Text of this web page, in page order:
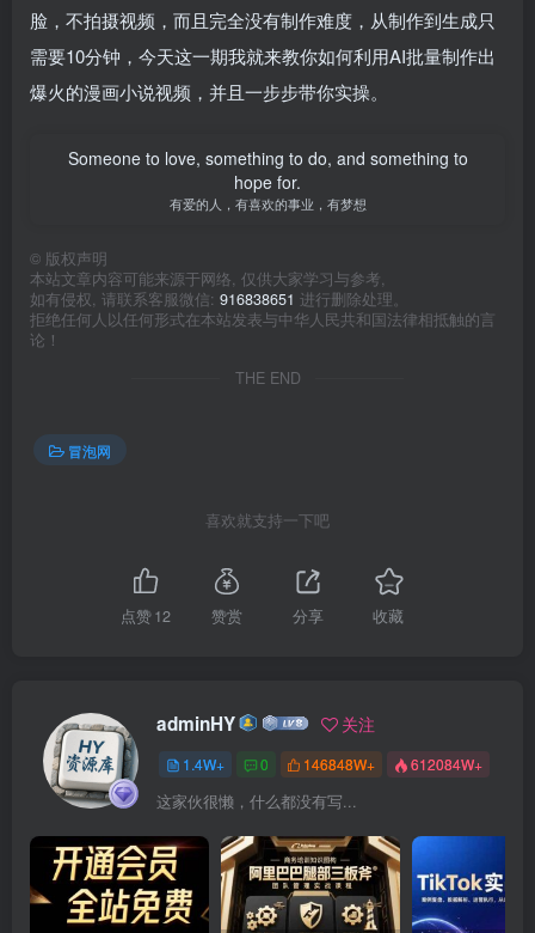
脸，不拍摄视频，而且完全没有制作难度，从制作到生成只
需要10分钟，今天这一期我就来教你如何利用AI批量制作出
爆火的漫画小说视频，并且一步步带你实操。
Someone to love, something to do, and something to
hope for.
有爱的人，有喜欢的事业，有梦想
© 版权声明
本站文章内容可能来源于网络, 仅供大家学习与参考,
如有侵权, 请联系客服微信: 916838651 进行删除处理。
拒绝任何人以任何形式在本站发表与中华人民共和国法律相抵触的言
论！
THE END
冒泡网
喜欢就支持一下吧
点赞12 赞赏 分享 收藏
adminHY 关注
1.4W+ 0 146848W+ 612084W+
这家伙很懒，什么都没有写...